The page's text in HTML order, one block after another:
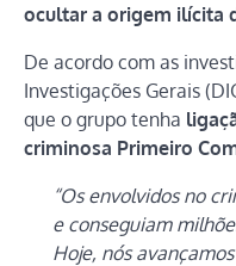
ocultar a origem ilícita
De acordo com as
Investigações Gerais
que o grupo tenha
criminosa Primeiro
“Os envolvidos no
e conseguiam
Hoje, nós